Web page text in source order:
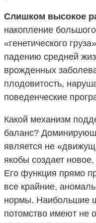
Слишком высокое
накопление
«генетического
падению средней
врожденных
плодовитость,
поведенческие
Какой механизм
баланс?
является не
якобы создает новое,
Его функция прямо
все крайние,
нормы. Наибольшие
потомство имеют не